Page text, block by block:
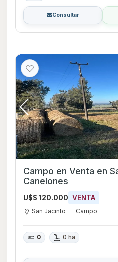
Consultar
Campo en Venta en San Jacinto,
Canelones
U$S 120.000 VENTA
San Jacinto Campo
0 0 ha